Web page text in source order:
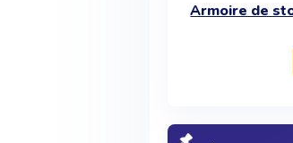
Armoire de